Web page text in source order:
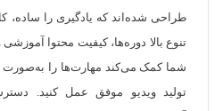
طراحی شده‌اند که یادگیری را ساده،
تنوع بالا دوره‌ها، کیفیت محتوا
شما کمک می‌کند مهارت‌ها را به‌صورت
تولید ویدیو موفق عمل کنید.